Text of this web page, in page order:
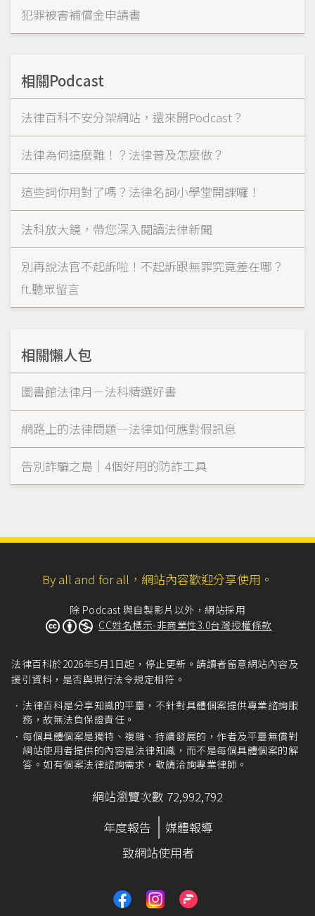
犯罪被害補償金申請書
相關Podcast
法律百科不安分架網站，還來開Podcast？
法律為何這麼難！？法律普及怎麼做？
這些詞你用對了嗎？法律名詞小學堂開課囉！
法科放大鏡，帶您深入閱讀法律新聞
別再說法官不起訴啦！不起訴跟無罪究竟差在哪？
ft.聽眾留言
相關懶人包
圖書館法律月－法科精選好書
網路上的法律問題—法律如何應對假訊息
告別詐騙之島｜4個好用的防詐工具
By all and for all，網站內容歡迎分享使用。
除 Podcast 與自製影片以外，網站採用
CC姓名標示-非商業性3.0台灣授權條款
法律百科於2026年5月1日起，停止更新。請讀者留意網站內容及
援引資料，是否與現行法令規定相符。
法律百科是分享知識的平臺，不針對具體個案提供專業諮詢服
務，故無法負保證責任。
每個具體個案是獨特、複雜、持續發展的，作者及平臺無償對
網站使用者提供的內容是法律知識，而不是每個具體個案的解
答。如有個案法律諮詢需求，敬請洽詢專業律師。
網站瀏覽次數 72,992,792
年度報告
媒體報導
致網站使用者